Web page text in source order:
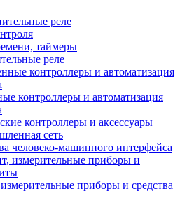
реле
таймеры
реле
контроллеры и автоматизация
контроллеры и аксессуары
сеть
человеко-машинного интерфейса
приборы и средства